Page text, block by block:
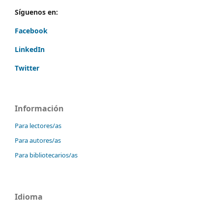
Síguenos en:
Facebook
LinkedIn
Twitter
Información
Para lectores/as
Para autores/as
Para bibliotecarios/as
Idioma